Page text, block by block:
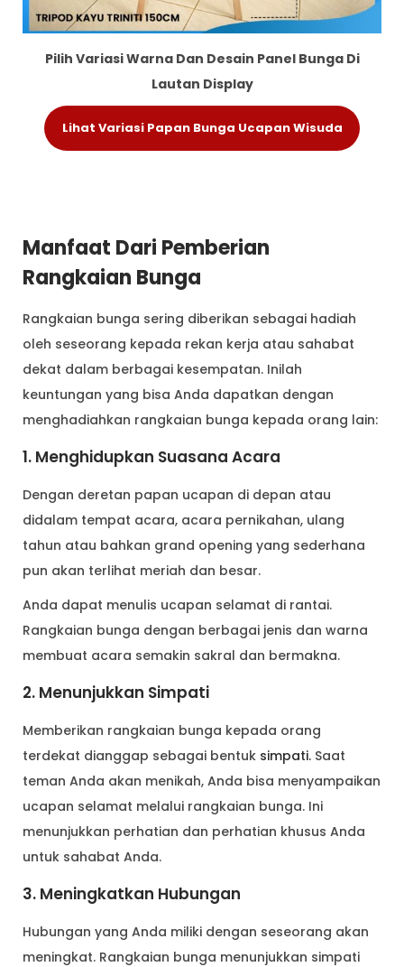
Pilih Variasi Warna Dan Desain Panel Bunga Di
Lautan Display
Lihat Variasi Papan Bunga Ucapan Wisuda
Manfaat Dari Pemberian
Rangkaian Bunga
Rangkaian bunga sering diberikan sebagai hadiah
oleh seseorang kepada rekan kerja atau sahabat
dekat dalam berbagai kesempatan. Inilah
keuntungan yang bisa Anda dapatkan dengan
menghadiahkan rangkaian bunga kepada orang lain:
1. Menghidupkan Suasana Acara
Dengan deretan papan ucapan di depan atau
didalam tempat acara, acara pernikahan, ulang
tahun atau bahkan grand opening yang sederhana
pun akan terlihat meriah dan besar.
Anda dapat menulis ucapan selamat di rantai.
Rangkaian bunga dengan berbagai jenis dan warna
membuat acara semakin sakral dan bermakna.
2. Menunjukkan Simpati
Memberikan rangkaian bunga kepada orang
terdekat dianggap sebagai bentuk simpati. Saat
teman Anda akan menikah, Anda bisa menyampaikan
ucapan selamat melalui rangkaian bunga. Ini
menunjukkan perhatian dan perhatian khusus Anda
untuk sahabat Anda.
3. Meningkatkan Hubungan
Hubungan yang Anda miliki dengan seseorang akan
meningkat. Rangkaian bunga menunjukkan simpati